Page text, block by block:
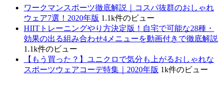
ワークマンスポーツ徹底解説｜コスパ抜群のおしゃれ
ウェア7選！2020年版 1.1k件のビュー
HIITトレーニングやり方決定版！自宅で可能な28種・
効果の出る組み合わせ4メニューを動画付きで徹底解説
1.1k件のビュー
【もう買った？】ユニクロで気分も上がるおしゃれな
スポーツウェアコーデ特集｜2020年版 1k件のビュー